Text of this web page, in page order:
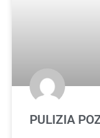
PULIZIA